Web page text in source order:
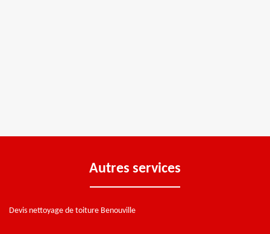
Autres services
Devis nettoyage de toiture Benouville